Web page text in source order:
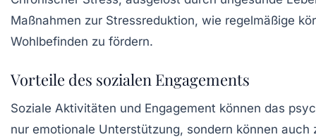
Maßnahmen zur Stressreduktion, wie regelmäßige
Wohlbefinden zu fördern.
Vorteile des sozialen Engagements
Soziale Aktivitäten und Engagement können das
nur emotionale Unterstützung, sondern können